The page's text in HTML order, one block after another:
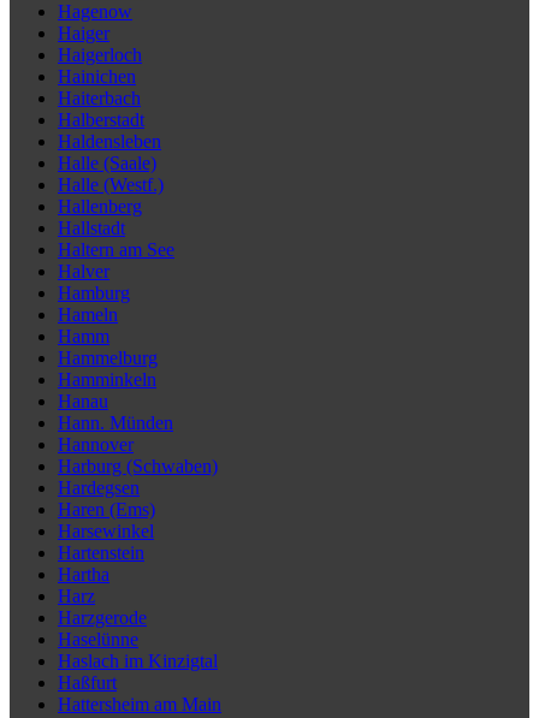
Hagenow
Haiger
Haigerloch
Hainichen
Haiterbach
Halberstadt
Haldensleben
Halle (Saale)
Halle (Westf.)
Hallenberg
Hallstadt
Haltern am See
Halver
Hamburg
Hameln
Hamm
Hammelburg
Hamminkeln
Hanau
Hann. Münden
Hannover
Harburg (Schwaben)
Hardegsen
Haren (Ems)
Harsewinkel
Hartenstein
Hartha
Harz
Harzgerode
Haselünne
Haslach im Kinzigtal
Haßfurt
Hattersheim am Main